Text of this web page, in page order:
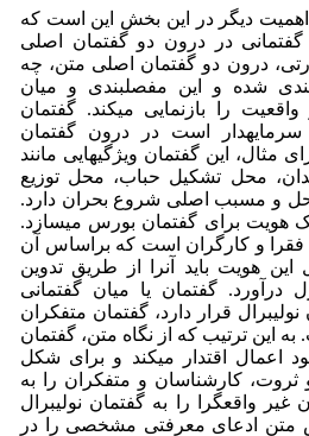
اهمیت دیگر در این بخش این است که
در درون دو گفتمان اصلی
درون دو گفتمان اصلی متن، چه
شده­ و این مفصل­بندی و میان
را بازنمایی می­کند. گفتمان
است در درون گفتمان
مثال، این گفتمان ویژگی­هایی مانند
محل تشکیل حباب، محل توزیع
محل و مسبب اصلی شروع بحران دارد.
هویت برای گفتمان بورس می­سازد.
فقرا و کارگران است که براساس آن
این هویت باید آن­را از طریق تدوین
درآورد. گفتمان یا میان گفتمانی
قرار دارد، گفتمان متفکران
این ترتیب که از نگاه متن، گفتمان
اعمال اقتدار می­کند و برای شکل
ثروت، کارشناسان و متفکران را به
واقع­گرا را به گفتمان نولیبرال
متن ادعای معرفتی مشخصی را در